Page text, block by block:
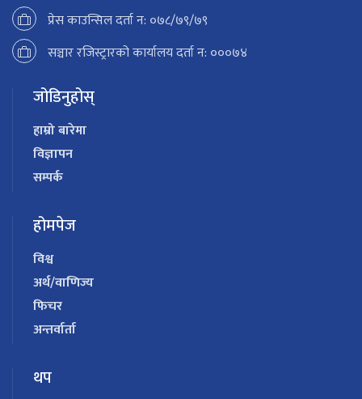
प्रेस काउन्सिल दर्ता न: ०७८/७९/७९
सञ्चार रजिस्ट्रारको कार्यालय दर्ता न: ०००७४
जोडिनुहोस्
हाम्रो बारेमा
विज्ञापन
सम्पर्क
होमपेज
विश्व
अर्थ/वाणिज्य
फिचर
अन्तर्वार्ता
थप